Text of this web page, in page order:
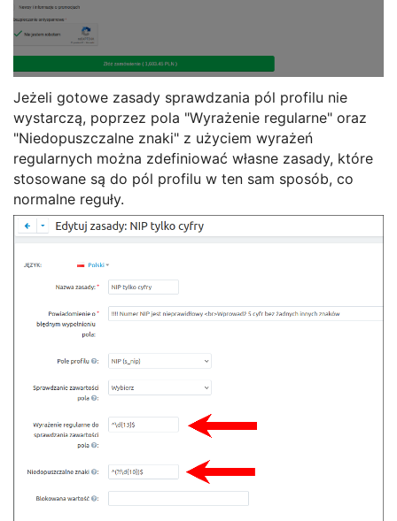
Jeżeli gotowe zasady sprawdzania pól profilu nie
wystarczą, poprzez pola "Wyrażenie regularne" oraz
"Niedopuszczalne znaki" z użyciem wyrażeń
regularnych można zdefiniować własne zasady, które
stosowane są do pól profilu w ten sam sposób, co
normalne reguły.